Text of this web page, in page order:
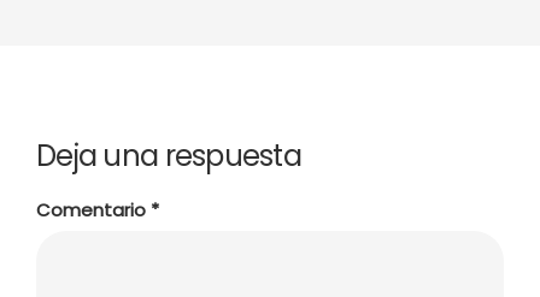
Deja una respuesta
Comentario *